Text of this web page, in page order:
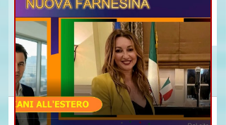
Commenti